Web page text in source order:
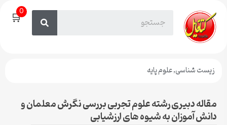
🛒0
زیست شناسی,علوم پایه
مقاله دبیری رشته علوم تجربی بررسی نگرش معلمان و
دانش آموزان به شیوه های ارزشیابی